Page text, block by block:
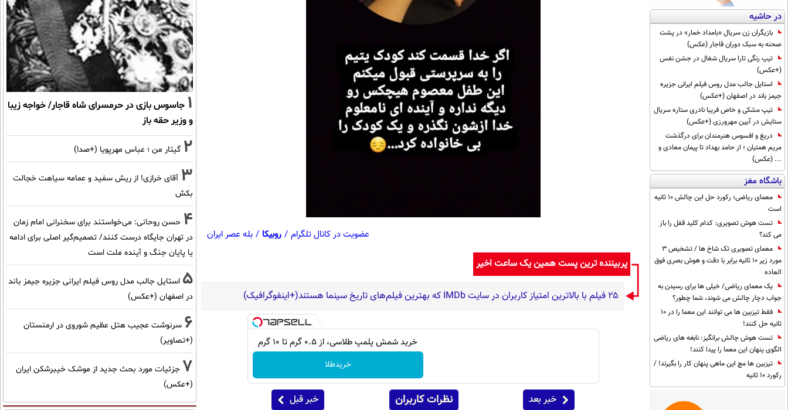
در حاشیه
بازیگران زن سریال «بامداد خمار» در پشت
صحنه به سبک دوران قاجار (عکس)
تیپ رنگی تارا سریال شغال در جشن نفس
(+عکس)
استایل جالب مدل روس فیلم ایرانی جزیره
جیمز باند در اصفهان (+عکس)
تیپ مشکی و خاص فریبا نادری ستاره سریال
ستایش در آیین مهرورزی (+عکس)
دریغ و افسوس هنرمندان برای درگذشت
مریم همتیان ؛ از حامد بهداد تا پیمان معادی و
... (عکس)
باشگاه مغز
معمای ریاضی؛ رکورد حل این چالش 10 ثانیه
است
تست هوش تصویری: کدام کلید قفل را باز
می کند؟
معمای تصویری تک شاخ ها / تشخیص 3
مورد زیر 10 ثانیه برابر با دقت و هوش بصری فوق
العاده
یک معمای ریاضی/ خیلی ها برای رسیدن به
جواب دچار چالش می شوند، شما چطور؟
فقط تیزبین ها می توانند این معما را در 10
ثانیه حل کنند!
تست هوش چالش برانگیز: نابغه های ریاضی
الگوی پنهان این معما را پیدا کنند!
تیزبین ها مچ این ماهی پنهان کار را بگیرند! /
رکورد 10 ثانیه
عضویت در کانال تلگرام / روبیکا / بله عصر ایران
پربیننده ترین پست همین یک ساعت اخیر
۲۵ فیلم با بالاترین امتیاز کاربران در سایت IMDb که بهترین فیلم‌های تاریخ سینما هستند(+اینفوگرافیک)
خرید شمش پلمپ طلاسی، از ۰.۵ گرم تا ۱۰ گرم
خریدطلا
خبر بعد نظرات کاربران خبر قبل
1 جاسوس بازی در حرمسرای شاه قاجار/ خواجه زیبا
و وزیر حقه باز
2 گیتار من ؛ عباس مهرپویا (+صدا)
3 آقای خرازی! از ریش سفید و عمامه سیاهت خجالت
بکش
4 حسن روحانی: می‌خواستند برای سخنرانی امام زمان
در تهران جایگاه درست کنند/ تصمیم‌گیر اصلی برای ادامه
یا پایان جنگ و آینده ملت است
5 استایل جالب مدل روس فیلم ایرانی جزیره جیمز باند
در اصفهان (+عکس)
6 سرنوشت عجیب هتل عظیم شوروی در ارمنستان
(+تصاویر)
7 جزئیات مورد بحث جدید از موشک خیبرشکن ایران
(+عکس)